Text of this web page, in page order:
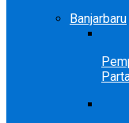
Banjarbaru